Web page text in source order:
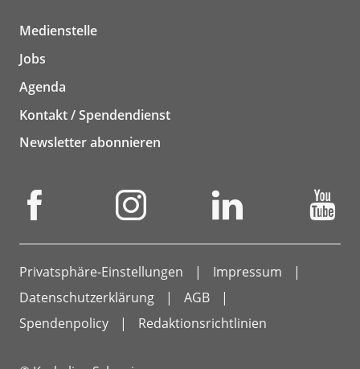
Medienstelle
Jobs
Agenda
Kontakt / Spendendienst
Newsletter abonnieren
Privatsphäre-Einstellungen
Impressum
Datenschutzerklärung
AGB
Spendenpolicy
Redaktionsrichtlinien